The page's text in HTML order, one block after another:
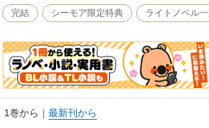
悪役令嬢が精霊と共に未来を変える、異世界ハッ
弾！
完結 シーモア限定特典 ライトノベル
1巻から ｜ 最新刊から